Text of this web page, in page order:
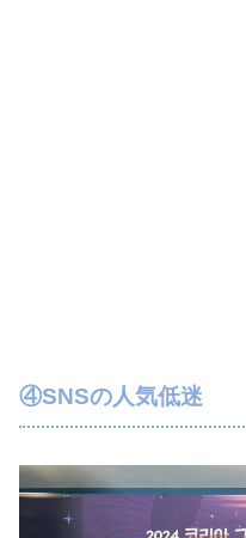
④SNSの人気低迷